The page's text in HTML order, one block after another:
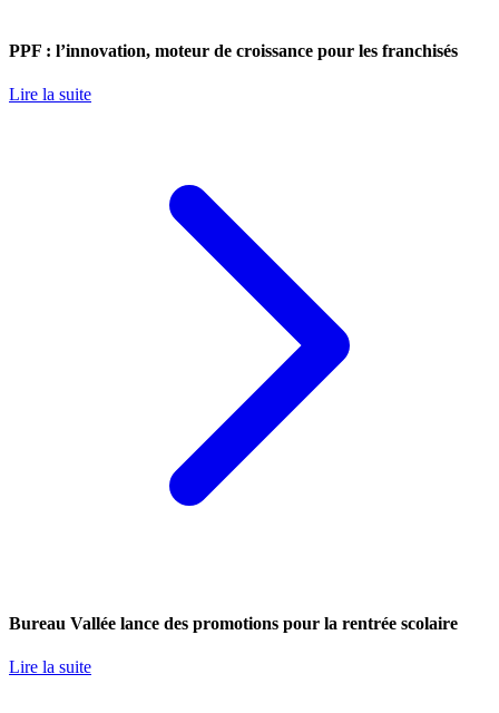
PPF : l’innovation, moteur de croissance pour les franchisés
Lire la suite
Bureau Vallée lance des promotions pour la rentrée scolaire
Lire la suite